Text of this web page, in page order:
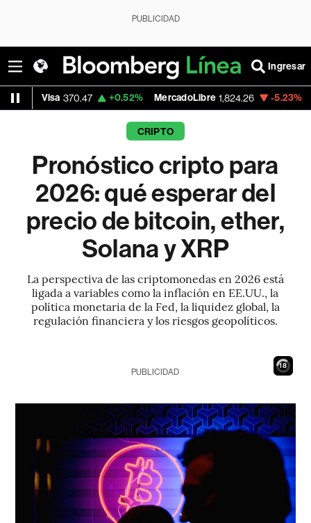
PUBLICIDAD
Ingresar
+0.52% MercadoLibre 1,824.26 -5.23% Banco de
CRIPTO
Pronóstico cripto para
2026: qué esperar del
precio de bitcoin, ether,
Solana y XRP
La perspectiva de las criptomonedas en 2026 está
ligada a variables como la inflación en EE.UU., la
política monetaria de la Fed, la liquidez global, la
regulación financiera y los riesgos geopolíticos.
17
PUBLICIDAD